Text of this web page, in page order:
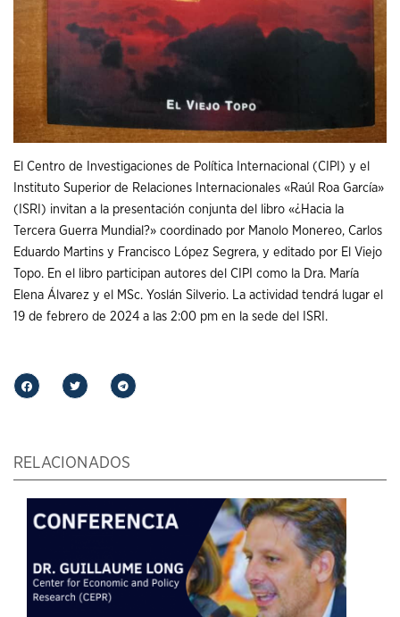
El Centro de Investigaciones de Política Internacional (CIPI) y el
Instituto Superior de Relaciones Internacionales «Raúl Roa García»
(ISRI) invitan a la presentación conjunta del libro «¿Hacia la
Tercera Guerra Mundial?» coordinado por Manolo Monereo, Carlos
Eduardo Martins y Francisco López Segrera, y editado por El Viejo
Topo. En el libro participan autores del CIPI como la Dra. María
Elena Álvarez y el MSc. Yoslán Silverio. La actividad tendrá lugar el
19 de febrero de 2024 a las 2:00 pm en la sede del ISRI.
RELACIONADOS